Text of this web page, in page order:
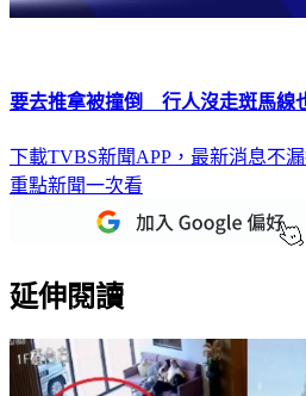
要去推拿被撞倒 行人沒走斑馬線
下載TVBS新聞APP，最新消息不
重點新聞一次看
延伸閱讀